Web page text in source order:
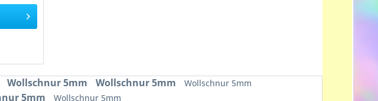
Wollschnur 5mm Wollschnur 5mm Wollschnur 5mm
5mm Wollschnur 5mm